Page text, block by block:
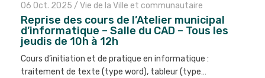
06 Oct. 2025 / Vie de la Ville et communautaire
Reprise des cours de l’Atelier municipal
d’informatique – Salle du CAD – Tous les
jeudis de 10h à 12h
Cours d’initiation et de pratique en informatique :
traitement de texte (type word), tableur (type…